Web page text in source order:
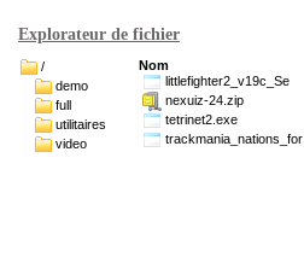
Explorateur de fichier
/
demo
full
utilitaires
video
Nom
littlefighter2_v19c_Se
nexuiz-24.zip
tetrinet2.exe
trackmania_nations_for